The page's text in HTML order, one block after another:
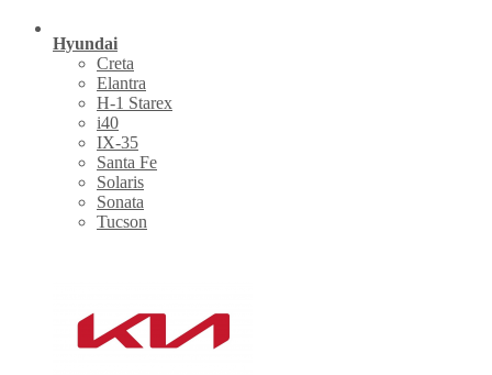
Hyundai
Creta
Elantra
H-1 Starex
i40
IX-35
Santa Fe
Solaris
Sonata
Tucson